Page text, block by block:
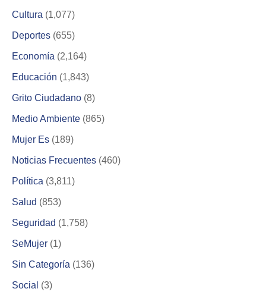
Cultura (1,077)
Deportes (655)
Economía (2,164)
Educación (1,843)
Grito Ciudadano (8)
Medio Ambiente (865)
Mujer Es (189)
Noticias Frecuentes (460)
Política (3,811)
Salud (853)
Seguridad (1,758)
SeMujer (1)
Sin Categoría (136)
Social (3)